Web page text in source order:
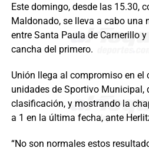
Este domingo, desde las 15.30,
Maldonado, se lleva a cabo una
entre Santa Paula de Carnerillo
cancha del primero.
Unión llega al compromiso en el
unidades de Sportivo Municipal,
clasificación, y mostrando la
a 1 en la última fecha, ante
“No son normales estos